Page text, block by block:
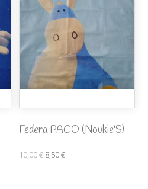
Federa PACO (Noukie'S)
10,00 € 8,50 €